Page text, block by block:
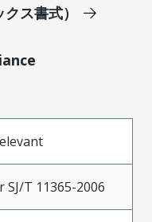
ス書式）
SJ/T 11365-2006